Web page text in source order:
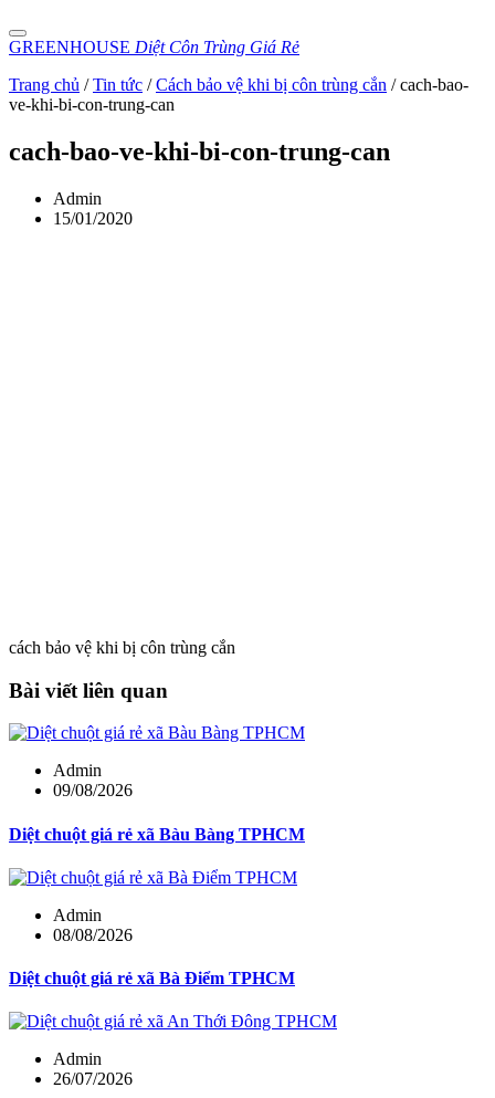
GREENHOUSE Diệt Côn Trùng Giá Rẻ
Trang chủ /Tin tức /Cách bảo vệ khi bị côn trùng cắn /cach-bao-
ve-khi-bi-con-trung-can
cach-bao-ve-khi-bi-con-trung-can
Admin
15/01/2020
cách bảo vệ khi bị côn trùng cắn
Bài viết liên quan
Admin
09/08/2026
Diệt chuột giá rẻ xã Bàu Bàng TPHCM
Admin
08/08/2026
Diệt chuột giá rẻ xã Bà Điểm TPHCM
Admin
26/07/2026